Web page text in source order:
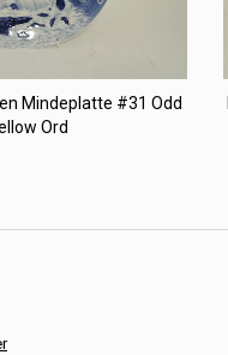
Mindeplatte #31 Odd
Ord